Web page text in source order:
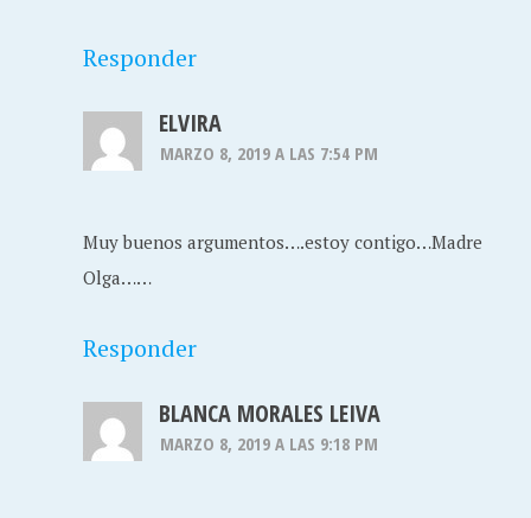
Responder
ELVIRA
MARZO 8, 2019 A LAS 7:54 PM
Muy buenos argumentos….estoy contigo…Madre
Olga……
Responder
BLANCA MORALES LEIVA
MARZO 8, 2019 A LAS 9:18 PM